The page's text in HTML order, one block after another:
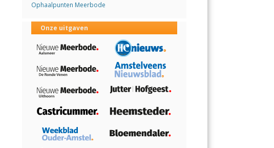
Ophaalpunten Meerbode
Onze uitgaven